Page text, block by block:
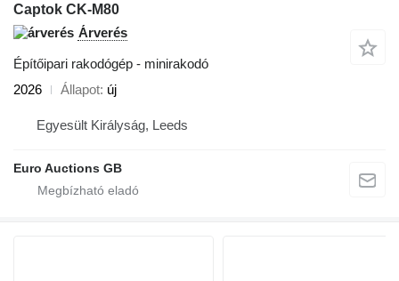
Captok CK-M80
Árverés
Építőipari rakodógép - minirakodó
2026
Állapot új
Egyesült Királyság, Leeds
Euro Auctions GB